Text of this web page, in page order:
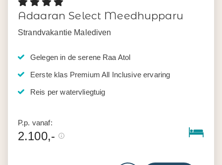
Adaaran Select Meedhupparu
Strandvakantie Malediven
Gelegen in de serene Raa Atol
Eerste klas Premium All Inclusive ervaring
Reis per watervliegtuig
P.p. vanaf:
2.100,-